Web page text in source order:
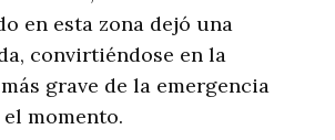
en esta zona dejó una
convirtiéndose en la
grave de la emergencia
momento.